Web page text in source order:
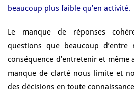
beaucoup plus faible qu’en activité.
Le manque de réponses
questions que beaucoup
conséquence d’entretenir et même
manque de clarté nous limite et
des décisions en toute